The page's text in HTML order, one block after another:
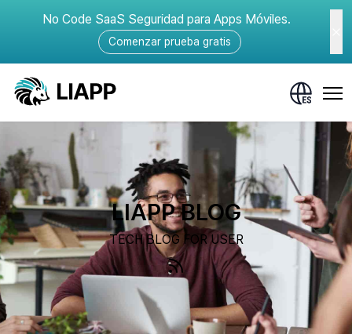
No Code SaaS Seguridad para Apps Móviles.
Comenzar prueba gratis
LIAPP BLOG
TECH BLOG FOR USER